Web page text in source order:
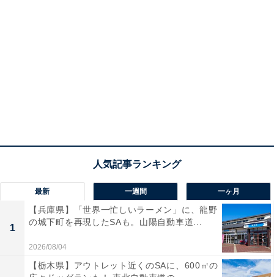
最新 一週間 一ヶ月
1
【兵庫県】「世界一忙しいラーメン」に、龍野
の城下町を再現したSAも。山陽自動車道...
2026/08/04
【栃木県】アウトレット近くのSAに、600㎡の